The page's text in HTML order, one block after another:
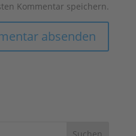
Kommentar speichern.